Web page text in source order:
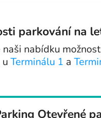
parkování na
naši nabídku
Terminálu 1 a
Otevřené